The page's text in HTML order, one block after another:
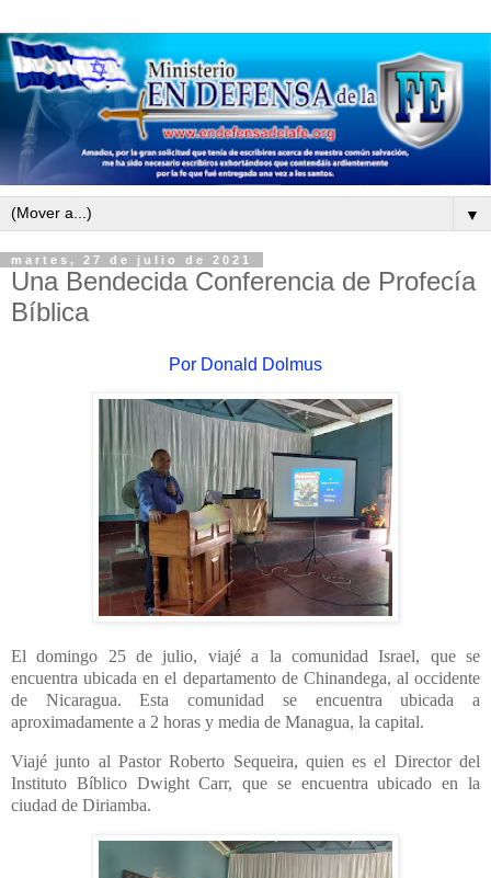
▼
martes, 27 de julio de 2021
Una Bendecida Conferencia de Profecía
Bíblica
Por Donald Dolmus
El domingo 25 de julio, viajé a la comunidad Israel, que se
encuentra ubicada en el departamento de Chinandega, al occidente
de Nicaragua. Esta comunidad se encuentra ubicada a
aproximadamente a 2 horas y media de Managua, la capital.
Viajé junto al Pastor Roberto Sequeira, quien es el Director del
Instituto Bíblico Dwight Carr, que se encuentra ubicado en la
ciudad de Diriamba.